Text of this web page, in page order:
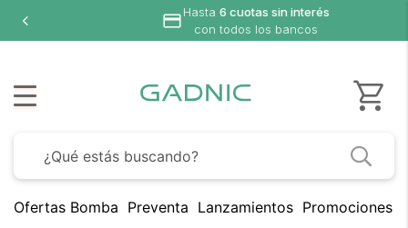
Ofertas Bomba Preventa Lanzamientos Promociones